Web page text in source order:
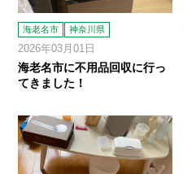
海老名市 神奈川県
2026年03月01日
海老名市に不用品回収に行っ
てきました！